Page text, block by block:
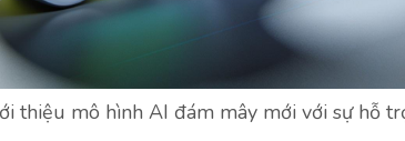
thiệu mô hình AI đám mây mới với sự hỗ